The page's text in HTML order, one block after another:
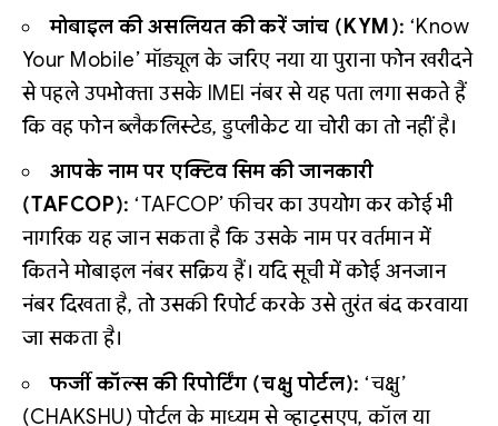
मोबाइल की असलियत की करें जांच (KYM): ‘Know
Your Mobile’ मॉड्यूल के जरिए नया या पुराना फोन खरीदने
से पहले उपभोक्ता उसके IMEI नंबर से यह पता लगा सकते हैं
कि वह फोन ब्लैकलिस्टेड, डुप्लीकेट या चोरी का तो नहीं है।
आपके नाम पर एक्टिव सिम की जानकारी
(TAFCOP): ‘TAFCOP’ फीचर का उपयोग कर कोई भी
नागरिक यह जान सकता है कि उसके नाम पर वर्तमान में
कितने मोबाइल नंबर सक्रिय हैं। यदि सूची में कोई अनजान
नंबर दिखता है, तो उसकी रिपोर्ट करके उसे तुरंत बंद करवाया
जा सकता है।
फर्जी कॉल्स की रिपोर्टिंग (चक्षु पोर्टल): ‘चक्षु’
(CHAKSHU) पोर्टल के माध्यम से व्हाट्सएप, कॉल या